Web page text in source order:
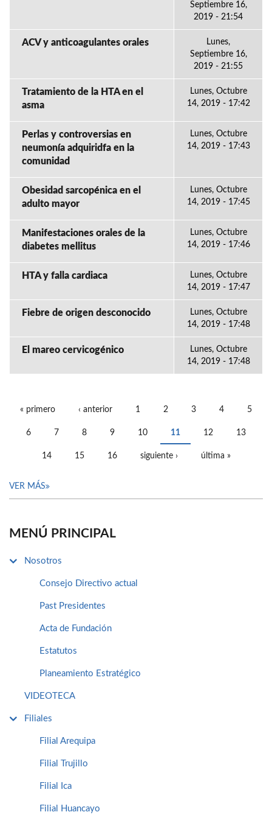
Septiembre 16,
2019 - 21:54
ACV y anticoagulantes orales
Lunes,
Septiembre 16,
2019 - 21:55
Tratamiento de la HTA en el
asma
Lunes, Octubre
14, 2019 - 17:42
Perlas y controversias en
neumonía adquiridfa en la
comunidad
Lunes, Octubre
14, 2019 - 17:43
Obesidad sarcopénica en el
adulto mayor
Lunes, Octubre
14, 2019 - 17:45
Manifestaciones orales de la
diabetes mellitus
Lunes, Octubre
14, 2019 - 17:46
HTA y falla cardiaca
Lunes, Octubre
14, 2019 - 17:47
Fiebre de origen desconocido
Lunes, Octubre
14, 2019 - 17:48
El mareo cervicogénico
Lunes, Octubre
14, 2019 - 17:48
« primero ‹ anterior 1 2 3 4 5
6 7 8 9 10 11 12 13
14 15 16 siguiente › última »
VER MÁS
MENÚ PRINCIPAL
Nosotros
Consejo Directivo actual
Past Presidentes
Acta de Fundación
Estatutos
Planeamiento Estratégico
VIDEOTECA
Filiales
Filial Arequipa
Filial Trujillo
Filial Ica
Filial Huancayo